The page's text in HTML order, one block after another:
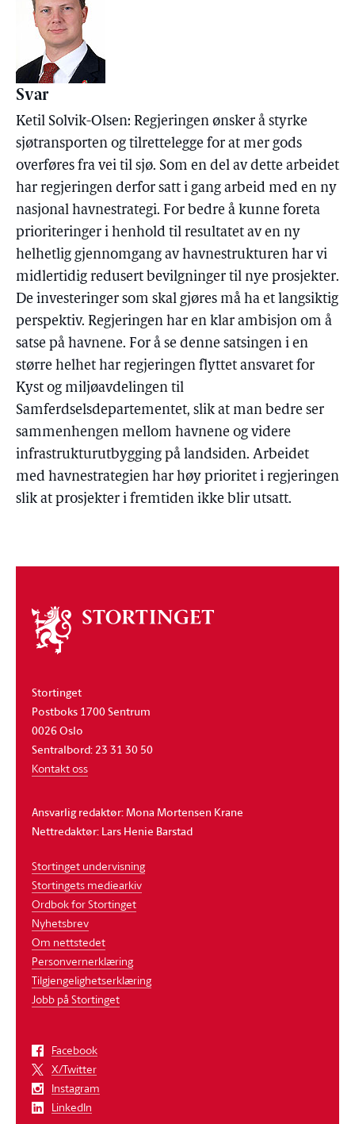
Svar
Ketil Solvik-Olsen: Regjeringen ønsker å styrke
sjøtransporten og tilrettelegge for at mer gods
overføres fra vei til sjø. Som en del av dette arbeidet
har regjeringen derfor satt i gang arbeid med en ny
nasjonal havnestrategi. For bedre å kunne foreta
prioriteringer i henhold til resultatet av en ny
helhetlig gjennomgang av havnestrukturen har vi
midlertidig redusert bevilgninger til nye prosjekter.
De investeringer som skal gjøres må ha et langsiktig
perspektiv. Regjeringen har en klar ambisjon om å
satse på havnene. For å se denne satsingen i en
større helhet har regjeringen flyttet ansvaret for
Kyst og miljøavdelingen til
Samferdselsdepartementet, slik at man bedre ser
sammenhengen mellom havnene og videre
infrastrukturutbygging på landsiden. Arbeidet
med havnestrategien har høy prioritet i regjeringen
slik at prosjekter i fremtiden ikke blir utsatt.
Om
stortinget
Stortinget
Postboks 1700 Sentrum
0026 Oslo
Sentralbord: 23 31 30 50
Kontakt oss
Ansvarlig redaktør: Mona Mortensen Krane
Nettredaktør: Lars Henie Barstad
Stortinget undervisning
Stortingets mediearkiv
Ordbok for Stortinget
Nyhetsbrev
Om nettstedet
Personvernerklæring
Tilgjengelighetserklæring
Jobb på Stortinget
Facebook
X/Twitter
Instagram
LinkedIn